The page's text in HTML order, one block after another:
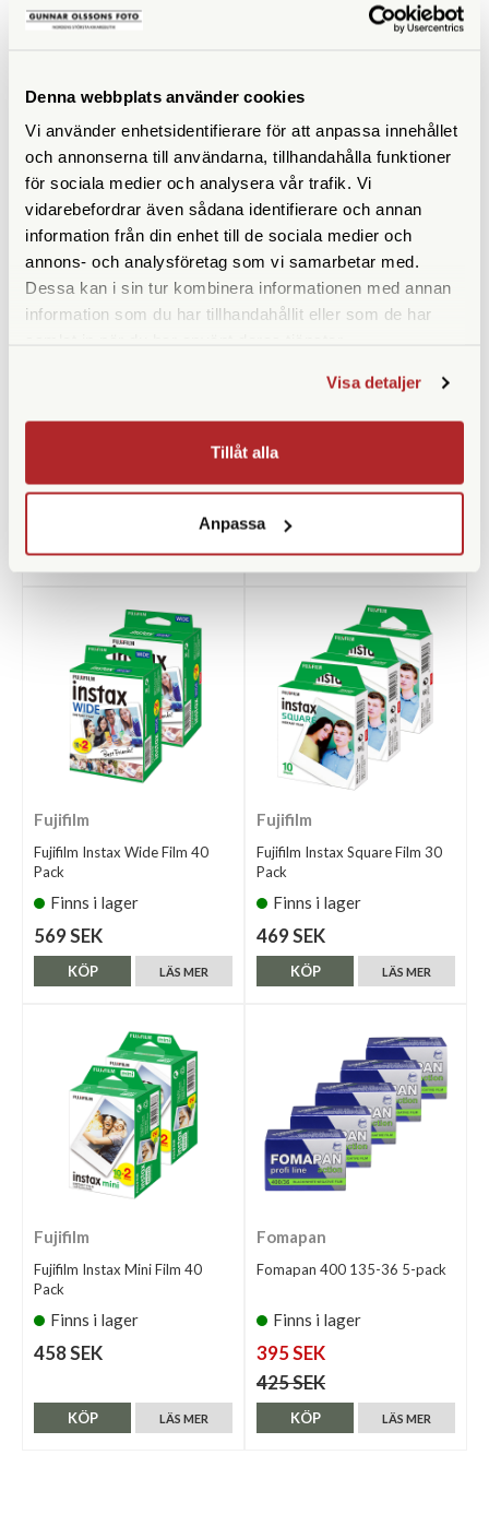
Denna webbplats använder cookies
Vi använder enhetsidentifierare för att anpassa innehållet
och annonserna till användarna, tillhandahålla funktioner
för sociala medier och analysera vår trafik. Vi
vidarebefordrar även sådana identifierare och annan
information från din enhet till de sociala medier och
annons- och analysföretag som vi samarbetar med.
Dessa kan i sin tur kombinera informationen med annan
information som du har tillhandahållit eller som de har
Visa detaljer
Tillåt alla
Anpassa
ANDRA KÖPTE ÄVEN
Finns i lager
LÄS MER
KÖP
AgfaPhoto
Finns i lager
219 SEK
LÄS MER
KÖP
Fujifilm
Fujifilm Instax Wide Film 40
Pack
Finns i lager
569 SEK
LÄS MER
KÖP
Fujifilm
Fujifilm Instax Square Film 30
Pack
Finns i lager
469 SEK
LÄS MER
KÖP
Fujifilm
Fujifilm Instax Mini Film 40
Pack
Finns i lager
458 SEK
LÄS MER
KÖP
Fomapan
Fomapan 400 135-36 5-pack
Finns i lager
395 SEK
425 SEK
LÄS MER
KÖP